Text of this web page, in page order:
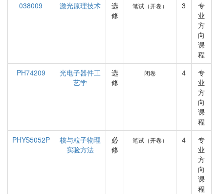
038009
激光原理技术
选
修
笔试（开卷） 3
专
业
方
向
课
程
PH74209
光电子器件工
艺学
选
修
闭卷 4
专
业
方
向
课
程
PHYS5052P
核与粒子物理
实验方法
必
修
笔试（开卷） 4
专
业
方
向
课
程